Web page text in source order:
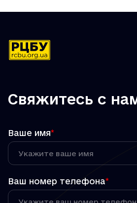
Свяжитесь с
Ваше имя*
Ваш номер телефона*